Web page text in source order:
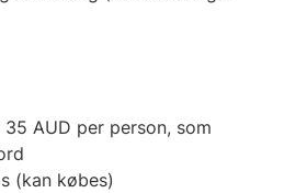
AUD per person, som
(kan købes)